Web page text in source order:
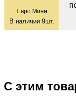
Евро Мини
В наличии 9шт.
С этим